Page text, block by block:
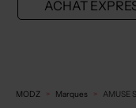
ACHAT
MODZ Marques AMUSE